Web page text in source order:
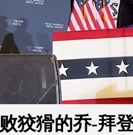
狡猾的乔-拜